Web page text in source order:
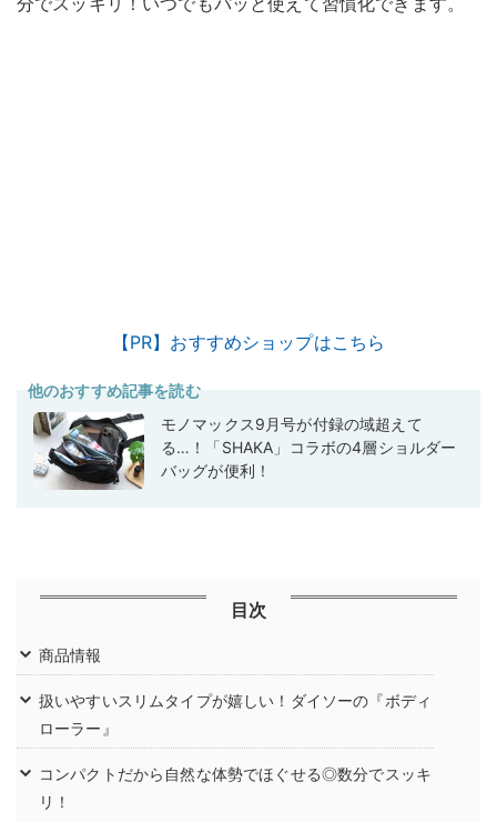
【PR】おすすめショップはこちら
他のおすすめ記事を読む
モノマックス9月号が付録の域超えて
る…！「SHAKA」コラボの4層ショルダー
バッグが便利！
目次
商品情報
扱いやすいスリムタイプが嬉しい！ダイソーの『ボディ
ローラー』
コンパクトだから自然な体勢でほぐせる◎数分でスッキ
リ！